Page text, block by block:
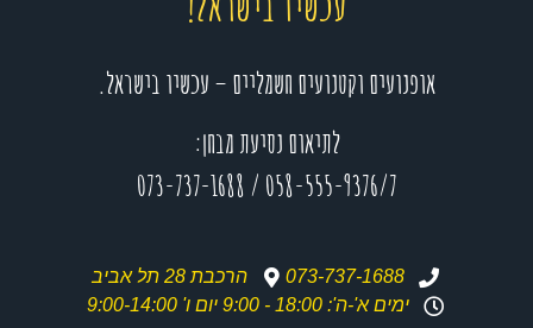
אופנועים וקטנועים חשמליים – עכשיו בישראל.
לתיאום נסיעת מבחן:
073-737-1688 / 058-555-9376/7
073-737-1688
הרכבת 28 תל אביב
ימים א'-ה': 18:00 - 9:00 יום ו' 9:00-14:00